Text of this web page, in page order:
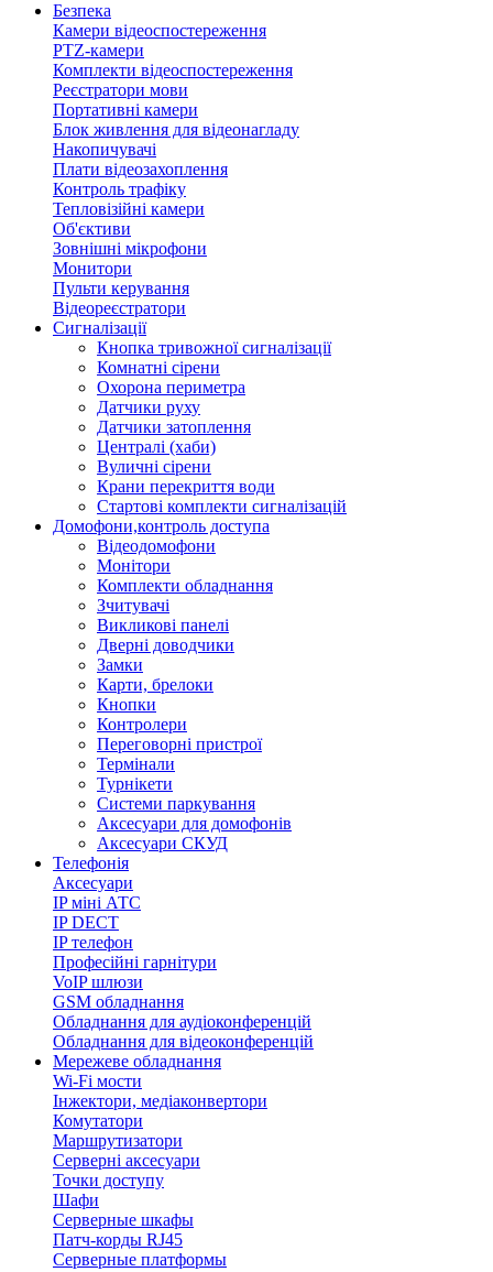
Безпека
Камери відеоспостереження
PTZ-камери
Комплекти відеоспостереження
Реєстратори мови
Портативні камери
Блок живлення для відеонагладу
Накопичувачі
Плати відеозахоплення
Контроль трафіку
Тепловізійні камери
Об'єктиви
Зовнішні мікрофони
Монитори
Пульти керування
Відеореєстратори
Сигналізації
Кнопка тривожної сигналізації
Комнатні сірени
Охорона периметра
Датчики руху
Датчики затоплення
Централі (хаби)
Вуличні сірени
Крани перекриття води
Стартові комплекти сигналізацій
Домофони,контроль доступа
Відеодомофони
Монітори
Комплекти обладнання
Зчитувачі
Викликові панелі
Дверні доводчики
Замки
Карти, брелоки
Кнопки
Контролери
Переговорні пристрої
Термінали
Турнікети
Системи паркування
Аксесуари для домофонів
Аксесуари СКУД
Телефонія
Аксесуари
IP міні АТС
IP DECT
IP телефон
Професійні гарнітури
VoIP шлюзи
GSM обладнання
Обладнання для аудіоконференцій
Обладнання для відеоконференцій
Мережеве обладнання
Wi-Fi мости
Інжектори, медіаконвертори
Комутатори
Маршрутизатори
Серверні аксесуари
Точки доступу
Шафи
Серверные шкафы
Патч-корды RJ45
Серверные платформы